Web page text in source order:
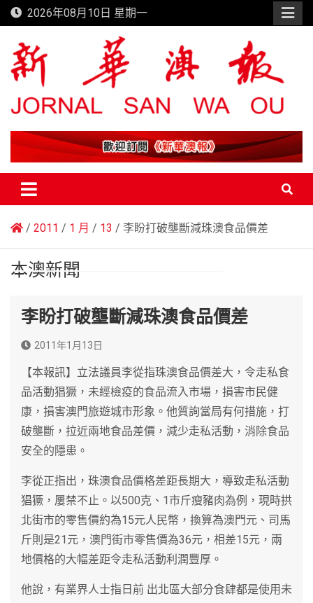
Skip
to
content
2026年08月10日 星期一
新華澳報
2011 1 月 13 李盼打破壟斷減珠澳食品價差
本澳新聞
李盼打破壟斷減珠澳食品價差
2011年1月13日
【本報訊】立法議員李從指珠澳食品價差大，令走私食
品活動猖獗，未經檢疫的食品流入市場，損害市民健
康，損害澳門旅遊城市形象。他質詢當局有何措施，打
破壟斷，拉近兩地食品差價，減少走私活動，消除食品
安全的隱患。
李從正指出，珠澳食品價格差距長期大，導致走私活動
猖獗，屢禁不止。以500克、1市斤瘦豬肉為例，現時拱
北街市的零售價約為15元人民幣，換算為澳門元、司馬
斤則是21元，澳門街市零售價為36元，相差15元，兩
地價格的大幅差距令走私活動利潤豐厚。
他說，有業界人士指日前 出北區大部分食肆都是使用未